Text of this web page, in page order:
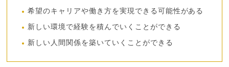
希望のキャリアや働き方を実現できる可能性がある
新しい環境で経験を積んでいくことができる
新しい人間関係を築いていくことができる